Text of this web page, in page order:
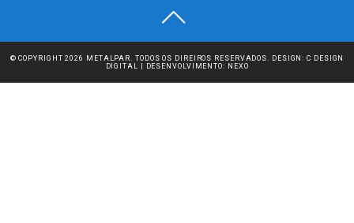
© COPYRIGHT 2026 METALPAR. TODOS OS DIREIROS RESERVADOS. DESIGN:C DESIGN
DIGITAL
| DESENVOLVIMENTO: NEXO